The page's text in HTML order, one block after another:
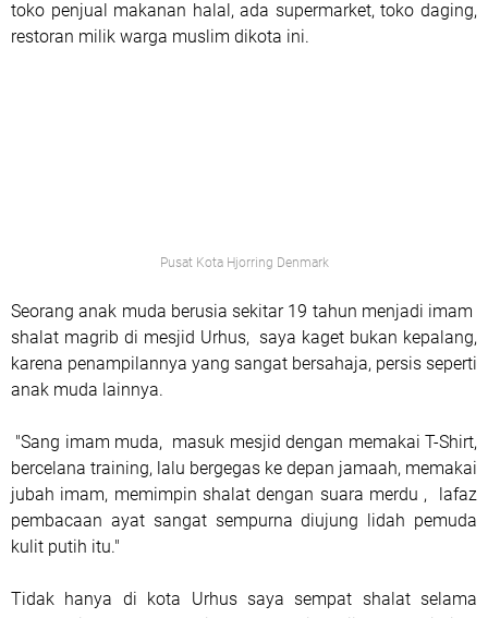
toko penjual makanan halal, ada supermarket, toko daging,
restoran milik warga muslim dikota ini.
Pusat Kota Hjorring Denmark
Seorang anak muda berusia sekitar 19 tahun menjadi imam
shalat magrib di mesjid Urhus, saya kaget bukan kepalang,
karena penampilannya yang sangat bersahaja, persis seperti
anak muda lainnya.
"Sang imam muda, masuk mesjid dengan memakai T-Shirt,
bercelana training, lalu bergegas ke depan jamaah, memakai
jubah imam, memimpin shalat dengan suara merdu , lafaz
pembacaan ayat sangat sempurna diujung lidah pemuda
kulit putih itu."
Tidak hanya di kota Urhus saya sempat shalat selama